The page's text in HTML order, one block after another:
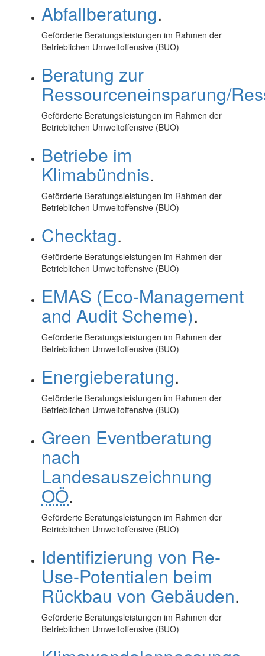
Abfallberatung.
Geförderte Beratungsleistungen im Rahmen der
Betrieblichen Umweltoffensive (BUO)
Beratung zur
Ressourceneinsparung/
Geförderte Beratungsleistungen im Rahmen der
Betrieblichen Umweltoffensive (BUO)
Betriebe im
Klimabündnis.
Geförderte Beratungsleistungen im Rahmen der
Betrieblichen Umweltoffensive (BUO)
Checktag.
Geförderte Beratungsleistungen im Rahmen der
Betrieblichen Umweltoffensive (BUO)
EMAS (Eco-Management
and Audit Scheme).
Geförderte Beratungsleistungen im Rahmen der
Betrieblichen Umweltoffensive (BUO)
Energieberatung.
Geförderte Beratungsleistungen im Rahmen der
Betrieblichen Umweltoffensive (BUO)
Green Eventberatung
nach
Landesauszeichnung
OÖ.
Geförderte Beratungsleistungen im Rahmen der
Betrieblichen Umweltoffensive (BUO)
Identifizierung von Re-
Use-Potentialen beim
Rückbau von Gebäuden.
Geförderte Beratungsleistungen im Rahmen der
Betrieblichen Umweltoffensive (BUO)